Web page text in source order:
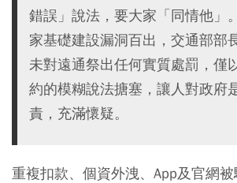
錯誤」說法，要大家「同情他」
家基礎建設漏洞百出，交通部部
未對遠通祭出任何實質處罰，僅
約的模糊說法搪塞，讓人對政府
責，充滿懷疑。
重複扣款、個資外洩、App及官網